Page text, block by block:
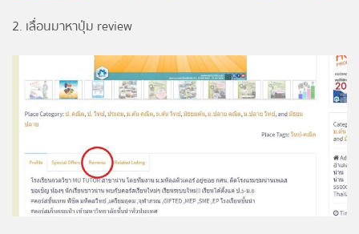
2. เลื่อนมาหาปุ่ม review